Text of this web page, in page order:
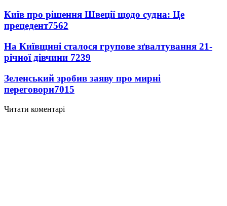
Київ про рішення Швеції щодо судна: Це
прецедент7562
На Київщині сталося групове зґвалтування 21-
річної дівчини 7239
Зеленський зробив заяву про мирні
переговори7015
Читати коментарі